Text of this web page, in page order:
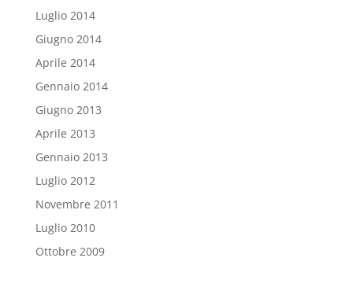
Luglio 2014
Giugno 2014
Aprile 2014
Gennaio 2014
Giugno 2013
Aprile 2013
Gennaio 2013
Luglio 2012
Novembre 2011
Luglio 2010
Ottobre 2009